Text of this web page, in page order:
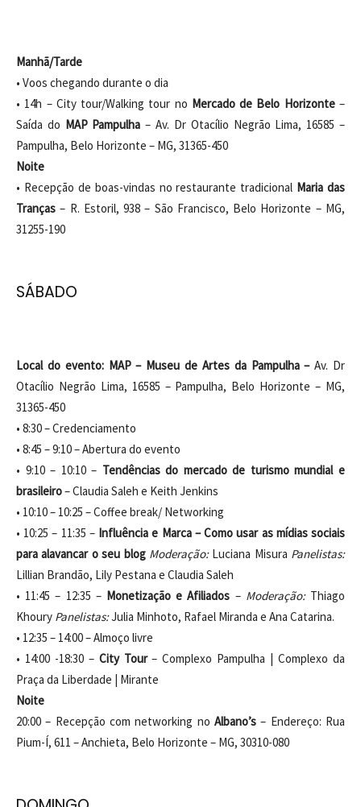
Manhã/Tarde
• Voos chegando durante o dia
• 14h – City tour/Walking tour no Mercado de Belo Horizonte–
Saída do MAP Pampulha – Av. Dr Otacílio Negrão Lima, 16585 –
Pampulha, Belo Horizonte – MG, 31365-450
Noite
• Recepção de boas-vindas no restaurante tradicional Maria das
Tranças– R. Estoril, 938 – São Francisco, Belo Horizonte – MG,
31255-190
SÁBADO
Local do evento: MAP – Museu de Artes da Pampulha –Av. Dr
Otacílio Negrão Lima, 16585 – Pampulha, Belo Horizonte – MG,
31365-450
• 8:30 – Credenciamento
• 8:45 – 9:10 – Abertura do evento
• 9:10 – 10:10 – Tendências do mercado de turismo mundial e
brasileiro– Claudia Saleh e Keith Jenkins
• 10:10 – 10:25 – Coffee break/ Networking
• 10:25 – 11:35 – Influência e Marca – Como usar as mídias sociais
para alavancar o seu blog Moderação:Luciana Misura Panelistas:
Lillian Brandão, Lily Pestana e Claudia Saleh
• 11:45 – 12:35 – Monetização e Afiliados – Moderação:Thiago
Khoury Panelistas:Julia Minhoto, Rafael Miranda e Ana Catarina.
• 12:35 – 14:00 – Almoço livre
• 14:00 -18:30 – City Tour– Complexo Pampulha | Complexo da
Praça da Liberdade | Mirante
Noite
20:00 – Recepção com networking no Albano’s – Endereço: Rua
Pium-Í, 611 – Anchieta, Belo Horizonte – MG, 30310-080